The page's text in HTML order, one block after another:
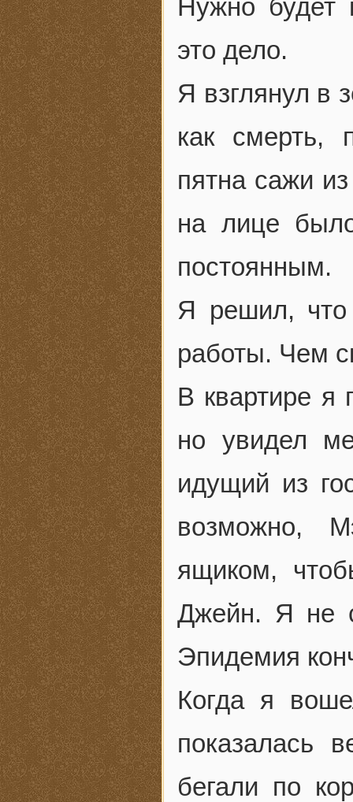
Нужно будет
это дело.
Я взглянул в
как смерть,
пятна сажи
на лице
постоянным.
Я решил, что
работы. Чем
В квартире я
но увидел
идущий из
возможно,
ящиком,
Джейн. Я не
Эпидемия
Когда я
показалась
бегали по